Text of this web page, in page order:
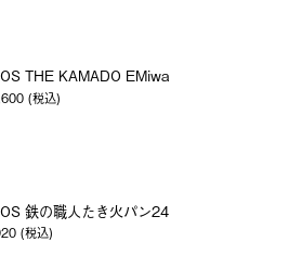
THE KAMADO EMiwa
(税込)
鉄の職人たき火パン24
(税込)